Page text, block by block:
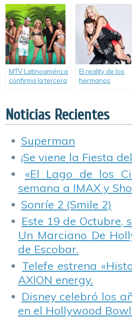
Cosquín.
Unplugged».
MTV Latinoamérica
confirma la tercera
El reality de los
hermanos
Noticias Recientes
Superman
¡Se viene la Fiesta
«El Lago de los
semana a IMAX y
Sonríe 2 (Smile 2)
Este 19 de Octubre,
Un Marciano De
de Escobar.
Telefe estrena
AXION energy.
Disney celebró los
en el Hollywood